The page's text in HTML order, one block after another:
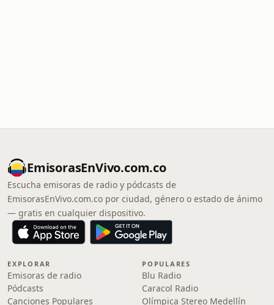
EmisorasEnVivo.com.co
Escucha emisoras de radio y pódcasts de
EmisorasEnVivo.com.co por ciudad, género o estado de ánimo
— gratis en cualquier dispositivo.
EXPLORAR
Emisoras de radio
Pódcasts
Canciones Populares
POPULARES
Blu Radio
Caracol Radio
Olímpica Stereo Medellín